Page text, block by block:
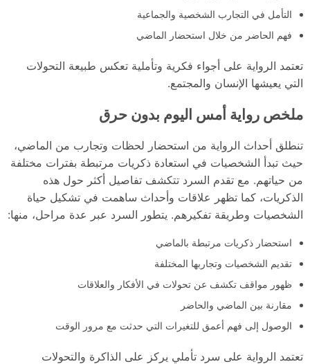
التأمل في التجارب الشخصية والجماعية
فهم الحاضر من خلال استحضار الماضي
تعتمد الرواية على أجواء فكرية وتأملية تعكس طبيعة التحولات
التي يعيشها الإنسان والمجتمع.
ملخص رواية أمس اليوم بدون حرق
تنطلق أحداث الرواية من استحضار لحظات وتجارب من الماضي،
حيث تبدأ الشخصيات في استعادة ذكريات مرتبطة بفترات مختلفة
من حياتهم. مع تقدم السرد تتكشف تفاصيل أكثر حول هذه
الذكريات، كما تظهر علاقات وأحداث ساهمت في تشكيل حياة
الشخصيات وطريقة تفكيرهم. يتطور السرد عبر عدة مراحل، منها:
استحضار ذكريات مرتبطة بالماضي
تقديم الشخصيات وتجاربها المختلفة
ظهور مواقف تكشف عن تحولات في الأفكار والعلاقات
مقارنة بين الماضي والحاضر
الوصول إلى فهم أعمق للتغيرات التي حدثت مع مرور الوقت
تعتمد الرواية على سرد تأملي يركز على الذاكرة والتحولات